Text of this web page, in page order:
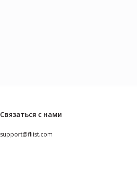
Связаться с нами
support@fliist.com